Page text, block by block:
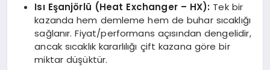
Isı Eşanjörlü (Heat Exchanger – HX): Tek bir
kazanda hem demleme hem de buhar sıcaklığı
sağlanır. Fiyat/performans açısından dengelidir,
ancak sıcaklık kararlılığı çift kazana göre bir
miktar düşüktür.